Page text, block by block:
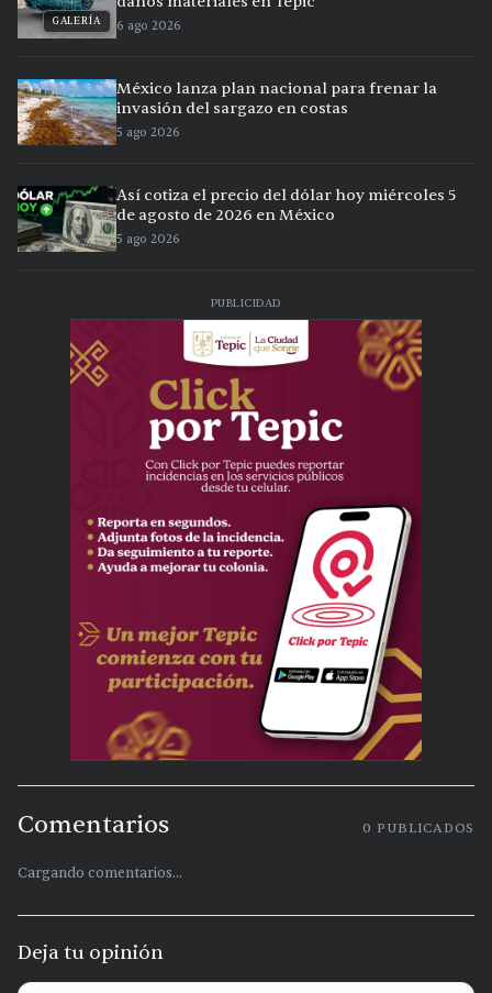
GALERÍA 6 ago 2026
México lanza plan nacional para frenar la
invasión del sargazo en costas
5 ago 2026
Así cotiza el precio del dólar hoy miércoles 5
de agosto de 2026 en México
5 ago 2026
PUBLICIDAD
Comentarios 0 PUBLICADOS
Cargando comentarios...
Deja tu opinión